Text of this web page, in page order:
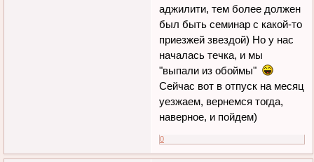
аджилити, тем более должен
был быть семинар с какой-то
приезжей звездой) Но у нас
началась течка, и мы
"выпали из обоймы"
Сейчас вот в отпуск на месяц
уезжаем, вернемся тогда,
наверное, и пойдем)
0